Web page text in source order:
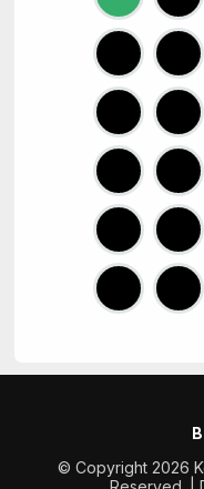
© Copyright 2026